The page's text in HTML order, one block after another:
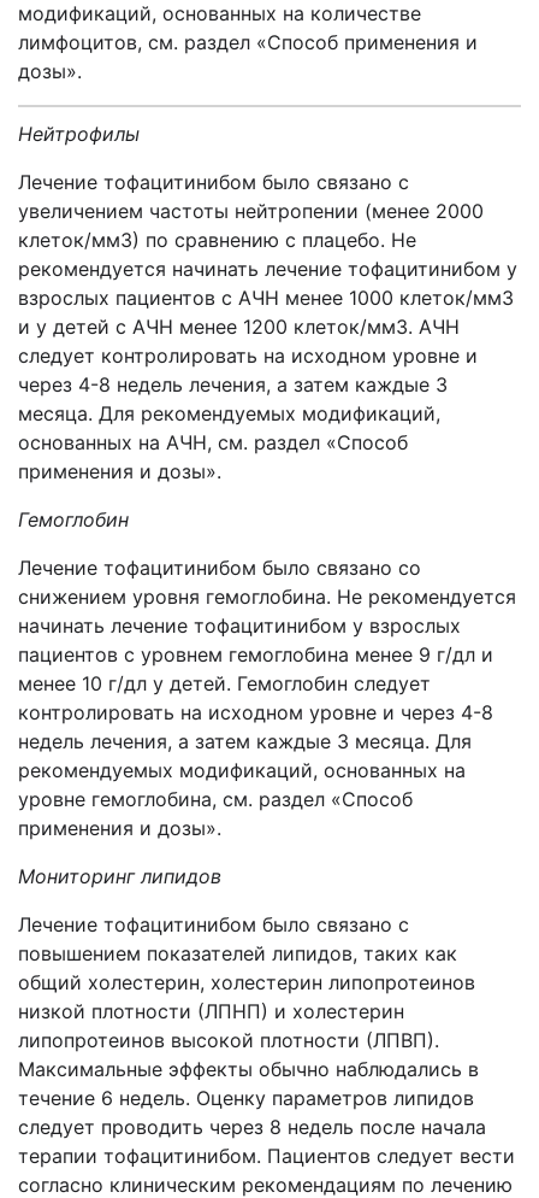
модификаций, основанных на количестве
лимфоцитов, см. раздел «Способ применения и
дозы».
Нейтрофилы
Лечение тофацитинибом было связано с
увеличением частоты нейтропении (менее 2000
клеток/мм3) по сравнению с плацебо. Не
рекомендуется начинать лечение тофацитинибом у
взрослых пациентов с АЧН менее 1000 клеток/мм3
и у детей с АЧН менее 1200 клеток/мм3. АЧН
следует контролировать на исходном уровне и
через 4-8 недель лечения, а затем каждые 3
месяца. Для рекомендуемых модификаций,
основанных на АЧН, см. раздел «Способ
применения и дозы».
Гемоглобин
Лечение тофацитинибом было связано со
снижением уровня гемоглобина. Не рекомендуется
начинать лечение тофацитинибом у взрослых
пациентов с уровнем гемоглобина менее 9 г/дл и
менее 10 г/дл у детей. Гемоглобин следует
контролировать на исходном уровне и через 4-8
недель лечения, а затем каждые 3 месяца. Для
рекомендуемых модификаций, основанных на
уровне гемоглобина, см. раздел «Способ
применения и дозы».
Мониторинг липидов
Лечение тофацитинибом было связано с
повышением показателей липидов, таких как
общий холестерин, холестерин липопротеинов
низкой плотности (ЛПНП) и холестерин
липопротеинов высокой плотности (ЛПВП).
Максимальные эффекты обычно наблюдались в
течение 6 недель. Оценку параметров липидов
следует проводить через 8 недель после начала
терапии тофацитинибом. Пациентов следует вести
согласно клиническим рекомендациям по лечению